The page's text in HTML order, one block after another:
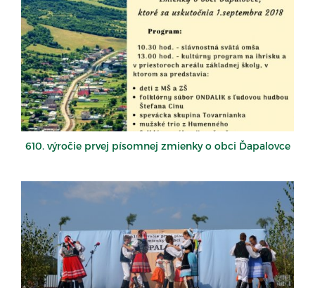
610. výročie prvej písomnej zmienky o obci Ďapalovce